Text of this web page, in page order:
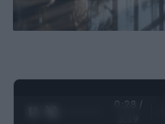
0:29 /